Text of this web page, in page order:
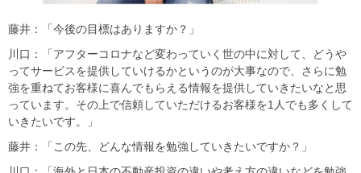
藤井：「今後の目標はありますか？」
川口：「アフターコロナなど変わっていく世の中に対して、どうや
ってサービスを提供していけるかというのが大事なので、さらに勉
強を重ねてお客様に喜んでもらえる情報を提供していきたいなと思
っています。その上で信頼していただけるお客様を1人でも多くして
いきたいです。」
藤井：「この先、どんな情報を勉強していきたいですか？」